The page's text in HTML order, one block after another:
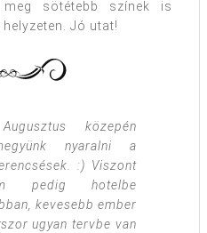
sötétebb színek is
Jó utat!
Augusztus közepén
nyaralni a
:) Viszont
pedig hotelbe
kevesebb ember
ugyan tervbe van